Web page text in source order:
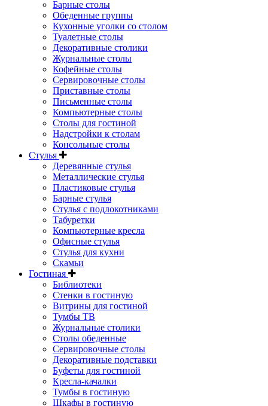
Барные столы
Обеденные группы
Кухонные уголки со столом
Туалетные столы
Декоративные столики
Журнальные столы
Кофейные столы
Сервировочные столы
Приставные столы
Письменные столы
Компьютерные столы
Столы для гостиной
Надстройки к столам
Консольные столы
Стулья
Деревянные стулья
Металлические стулья
Пластиковые стулья
Барные стулья
Стулья с подлокотниками
Табуретки
Компьютерные кресла
Офисные стулья
Стулья для кухни
Скамьи
Гостиная
Библиотеки
Стенки в гостиную
Витрины для гостиной
Тумбы ТВ
Журнальные столики
Столы обеденные
Сервировочные столы
Декоративные подставки
Буфеты для гостиной
Кресла-качалки
Тумбы в гостиную
Шкафы в гостиную